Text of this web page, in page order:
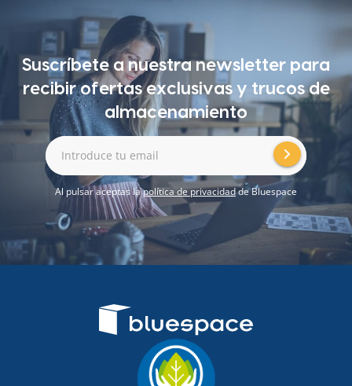
Suscríbete a nuestra newsletter para
recibir ofertas exclusivas y trucos de
almacenamiento
Introduce tu email
Al pulsar aceptas lapolítica de privacidadde Bluespace